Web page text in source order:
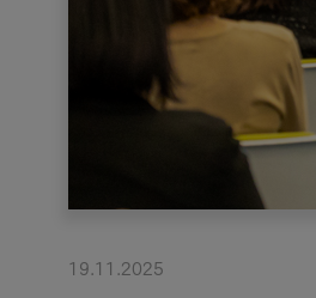
19.11.2025